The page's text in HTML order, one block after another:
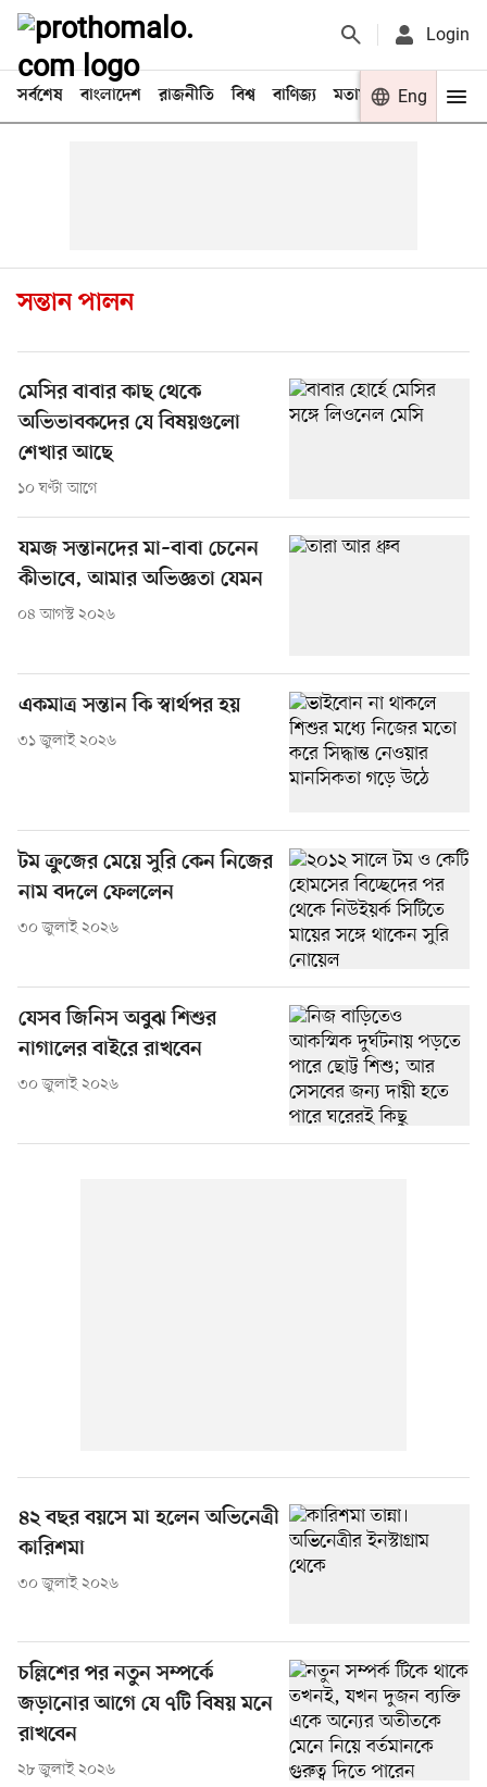
Login
সর্বশেষ বাংলাদেশ রাজনীতি বিশ্ব বাণিজ্য মতামত খেলা
Eng
সন্তান পালন
মেসির বাবার কাছ থেকে
অভিভাবকদের যে বিষয়গুলো
শেখার আছে
১০ ঘণ্টা আগে
যমজ সন্তানদের মা–বাবা চেনেন
কীভাবে, আমার অভিজ্ঞতা যেমন
০৪ আগস্ট ২০২৬
একমাত্র সন্তান কি স্বার্থপর হয়
৩১ জুলাই ২০২৬
টম ক্রুজের মেয়ে সুরি কেন নিজের
নাম বদলে ফেললেন
৩০ জুলাই ২০২৬
যেসব জিনিস অবুঝ শিশুর
নাগালের বাইরে রাখবেন
৩০ জুলাই ২০২৬
৪২ বছর বয়সে মা হলেন অভিনেত্রী
কারিশমা
৩০ জুলাই ২০২৬
চল্লিশের পর নতুন সম্পর্কে
জড়ানোর আগে যে ৭টি বিষয় মনে
রাখবেন
২৮ জুলাই ২০২৬